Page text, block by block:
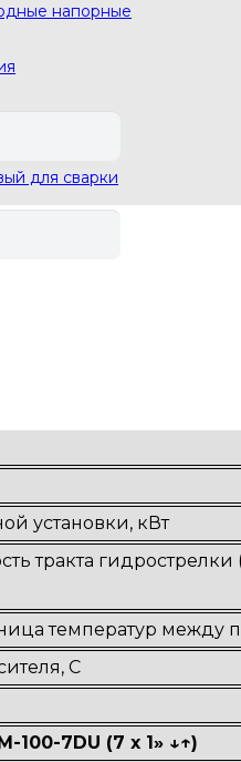
напорные
для сварки
установки, кВт
тракта
температур между
С
100-7DU (7 х 1» ↓↑)